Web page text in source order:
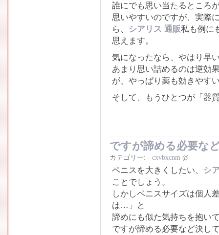
誰にでも思い当たるところ
思いやすいのですが、実際
ら、
シアリス 通販私も例に
思えます。
気になったなら、やはり早
あまり思い詰めるのは逆効
が、やっぱり薬も効きやす
そして、もうひとつが「器
ですが諦める必要な
カテゴリー: - cxvbxcnm @
ペニスを大きくしたい、
シ
ことでしょう。
しかしペニスサイズは個人
は…」と
諦めにも似た気持ちを抱い
ですが諦める必要など決し